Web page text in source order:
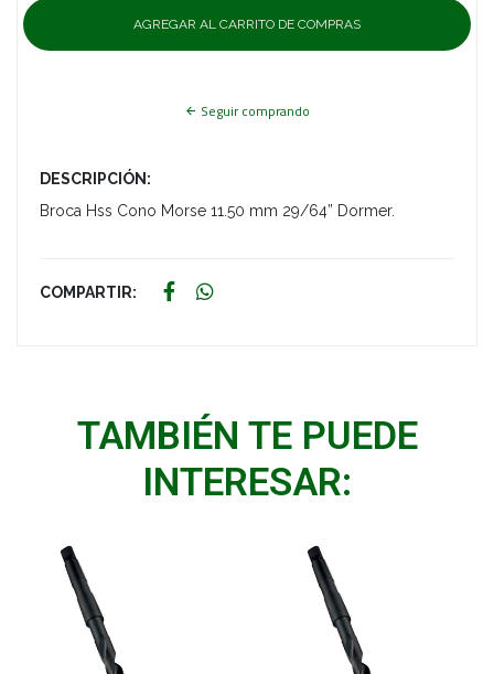
Seguir comprando
DESCRIPCIÓN:
Broca Hss Cono Morse 11.50 mm 29/64” Dormer.
COMPARTIR:
TAMBIÉN TE PUEDE
INTERESAR: